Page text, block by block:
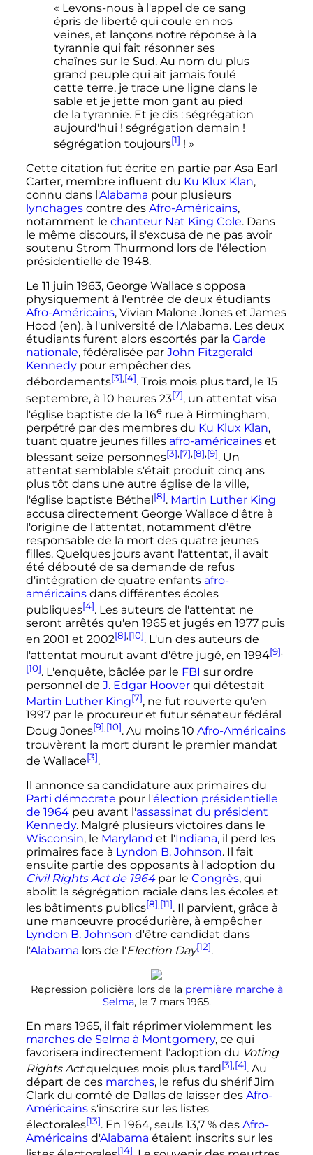
« Levons-nous à l'appel de ce sang
épris de liberté qui coule en nos
veines, et lançons notre réponse à la
tyrannie qui fait résonner ses
chaînes sur le Sud. Au nom du plus
grand peuple qui ait jamais foulé
cette terre, je trace une ligne dans le
sable et je jette mon gant au pied
de la tyrannie. Et je dis : ségrégation
aujourd'hui ! ségrégation demain !
ségrégation toujours[1] ! »
Cette citation fut écrite en partie par Asa Earl
Carter, membre influent du Ku Klux Klan,
connu dans l'Alabama pour plusieurs
lynchagescontre des Afro-Américains,
notamment le chanteur Nat King Cole. Dans
le même discours, il s'excusa de ne pas avoir
soutenu Strom Thurmond lors de l'élection
présidentielle de 1948.
Le 11 juin 1963, George Wallace s'opposa
physiquement à l'entrée de deux étudiants
Afro-Américains, Vivian Malone Jones et James
Hood (en), à l'université de l'Alabama. Les deux
étudiants furent alors escortés par la Garde
nationale, fédéralisée par John Fitzgerald
Kennedypour empêcher des
débordements[3],[4]. Trois mois plus tard, le 15
septembre, à 10 heures 23[7], un attentat visa
l'église baptiste de la 16erue à Birmingham,
perpétré par des membres du Ku Klux Klan,
tuant quatre jeunes filles afro-américaineset
blessant seize personnes[3],[7],[8],[9]. Un
attentat semblable s'était produit cinq ans
plus tôt dans une autre église de la ville,
l'église baptiste Béthel[8]. Martin Luther King
accusa directement George Wallace d'être à
l'origine de l'attentat, notamment d'être
responsable de la mort des quatre jeunes
filles. Quelques jours avant l'attentat, il avait
été débouté de sa demande de refus
d'intégration de quatre enfants afro-
américainsdans différentes écoles
publiques[4]. Les auteurs de l'attentat ne
seront arrêtés qu'en 1965 et jugés en 1977 puis
en 2001 et 2002[8],[10]. L'un des auteurs de
l'attentat mourut avant d'être jugé, en 1994[9],
[10]. L'enquête, bâclée par le FBI sur ordre
personnel de J. Edgar Hooverqui détestait
Martin Luther King[7], ne fut rouverte qu'en
1997 par le procureur et futur sénateur fédéral
Doug Jones[9],[10]. Au moins 10 Afro-Américains
trouvèrent la mort durant le premier mandat
de Wallace[3].
Il annonce sa candidature aux primaires du
Parti démocrate pour l'élection présidentielle
de 1964peu avant l'assassinat du président
Kennedy. Malgré plusieurs victoires dans le
Wisconsin, le Maryland et l'Indiana, il perd les
primaires face à Lyndon B. Johnson. Il fait
ensuite partie des opposants à l'adoption du
Civil Rights Act de 1964par le Congrès, qui
abolit la ségrégation raciale dans les écoles et
les bâtiments publics[8],[11]. Il parvient, grâce à
une manœuvre procédurière, à empêcher
Lyndon B. Johnson d'être candidat dans
l'Alabama lors de l'Election Day[12].
Repression policière lors de la première marche à
Selma, le 7 mars 1965.
En mars 1965, il fait réprimer violemment les
marches de Selma à Montgomery, ce qui
favorisera indirectement l'adoption du Voting
Rights Actquelques mois plus tard[3],[4]. Au
départ de ces marches, le refus du shérif Jim
Clark du comté de Dallas de laisser des Afro-
Américainss'inscrire sur les listes
électorales[13]. En 1964, seuls 13,7 % des Afro-
Américainsd'Alabama étaient inscrits sur les
[14]